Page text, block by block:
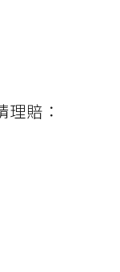
賠：